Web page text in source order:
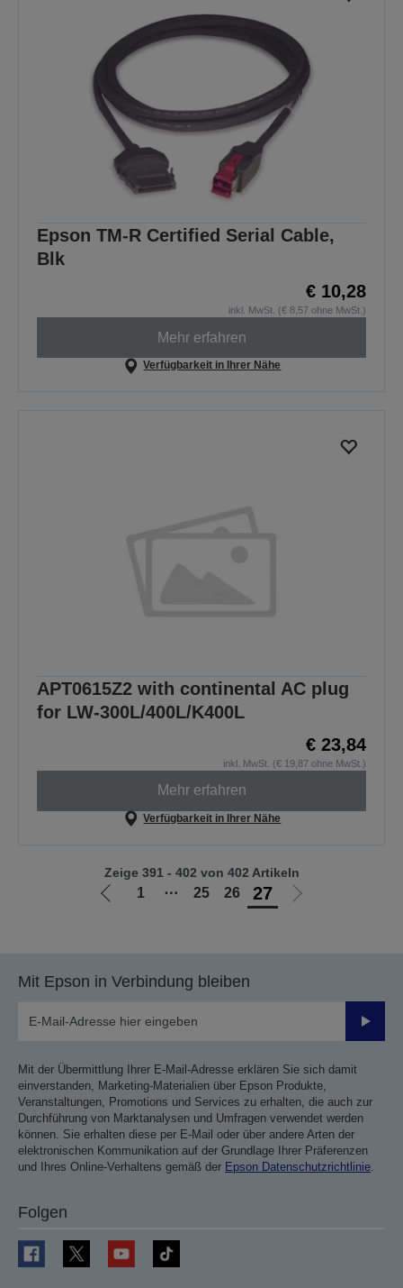
Epson TM-R Certified Serial Cable,
Blk
€ 10,28
inkl. MwSt. (€ 8,57 ohne MwSt.)
Mehr erfahren
Verfügbarkeit in Ihrer Nähe
APT0615Z2 with continental AC plug
for LW-300L/400L/K400L
€ 23,84
inkl. MwSt. (€ 19,87 ohne MwSt.)
Mehr erfahren
Verfügbarkeit in Ihrer Nähe
Zur
1 ⋯ 25 26 27
Zur
Zeige 391 - 402 von 402 Artikeln
Mit Epson in Verbindung bleiben
Mit der Übermittlung Ihrer E-Mail-Adresse erklären Sie sich damit
einverstanden, Marketing-Materialien über Epson Produkte,
Veranstaltungen, Promotions und Services zu erhalten, die auch zur
Durchführung von Marktanalysen und Umfragen verwendet werden
können. Sie erhalten diese per E-Mail oder über andere Arten der
elektronischen Kommunikation auf der Grundlage Ihrer Präferenzen
und Ihres Online-Verhaltens gemäß der Epson Datenschutzrichtlinie
Folgen